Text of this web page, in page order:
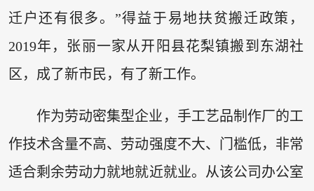
迁户还有很多。”得益于易地扶贫搬迁政策，
2019年，张丽一家从开阳县花梨镇搬到东湖社
区，成了新市民，有了新工作。
作为劳动密集型企业，手工艺品制作厂的工
作技术含量不高、劳动强度不大、门槛低，非常
适合剩余劳动力就地就近就业。从该公司办公室